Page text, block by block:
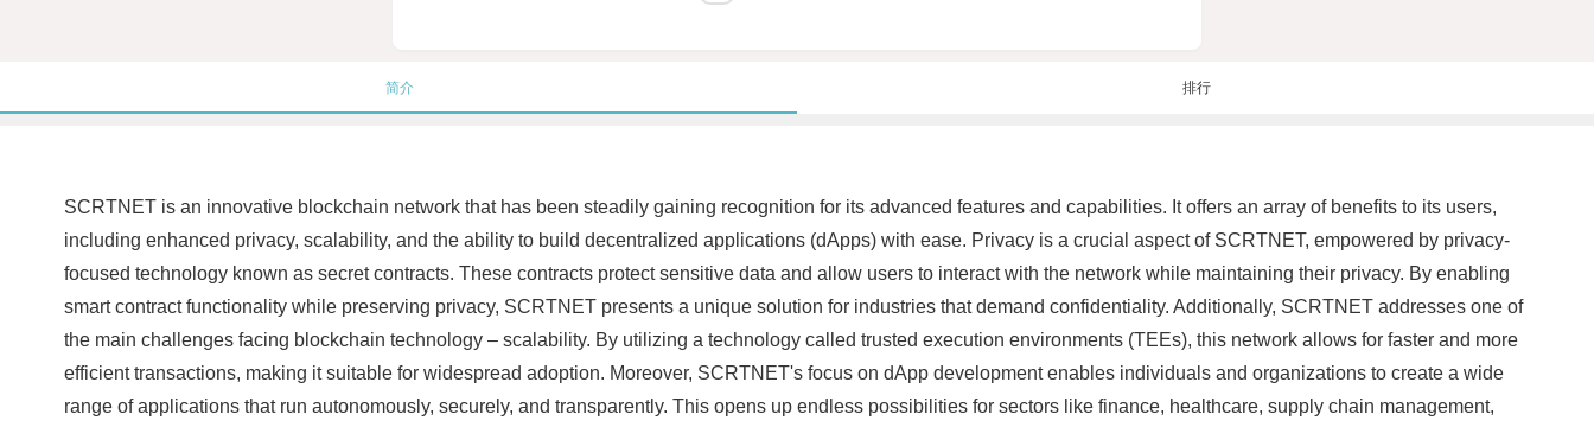
简介 排行
SCRTNET is an innovative blockchain network that has been steadily gaining recognition for its advanced features and capabilities. It offers an array of benefits to its users,
including enhanced privacy, scalability, and the ability to build decentralized applications (dApps) with ease. Privacy is a crucial aspect of SCRTNET, empowered by privacy-
focused technology known as secret contracts. These contracts protect sensitive data and allow users to interact with the network while maintaining their privacy. By enabling
smart contract functionality while preserving privacy, SCRTNET presents a unique solution for industries that demand confidentiality. Additionally, SCRTNET addresses one of
the main challenges facing blockchain technology – scalability. By utilizing a technology called trusted execution environments (TEEs), this network allows for faster and more
efficient transactions, making it suitable for widespread adoption. Moreover, SCRTNET's focus on dApp development enables individuals and organizations to create a wide
range of applications that run autonomously, securely, and transparently. This opens up endless possibilities for sectors like finance, healthcare, supply chain management,